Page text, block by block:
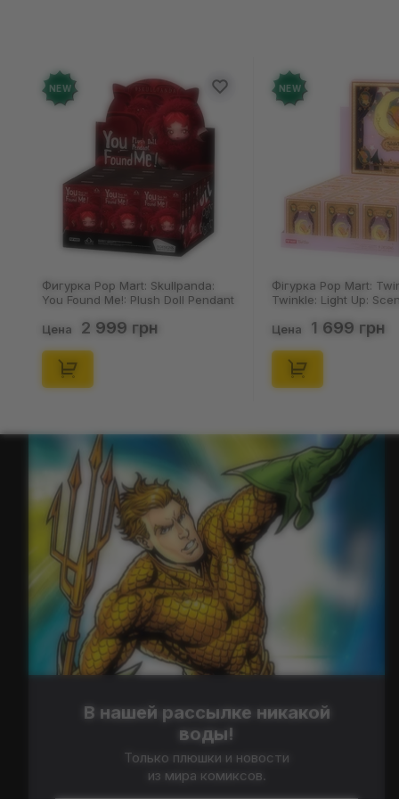
NEW
Фигурка Pop Mart: Skullpanda:
You Found Me!: Plush Doll Pendant
Edition), (29347)
Цена 2 999 грн
NEW
Фігурка Pop Mart:
Twinkle: Light Up:
Edition), (21372)
Цена 1 699 грн
В нашей рассылке никакой
воды!
Только плюшки и новости
из мира комиксов.